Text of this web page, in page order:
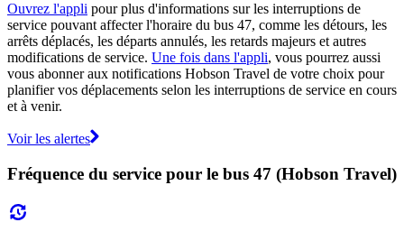
Ouvrez l'appli pour plus d'informations sur les interruptions de
service pouvant affecter l'horaire du bus 47, comme les détours, les
arrêts déplacés, les départs annulés, les retards majeurs et autres
modifications de service. Une fois dans l'appli, vous pourrez aussi
vous abonner aux notifications Hobson Travel de votre choix pour
planifier vos déplacements selon les interruptions de service en cours
et à venir.
Voir les alertes
Fréquence du service pour le bus 47 (Hobson Travel)